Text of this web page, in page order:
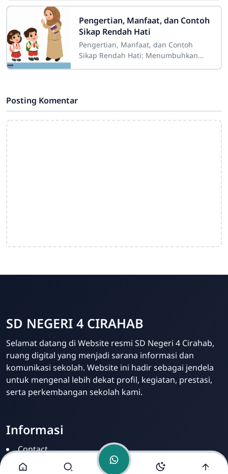
Admin
Online
sering kita dengar dalam berbagai
Pengertian, Manfaat, dan Contoh
Sikap Rendah Hati
Pengertian, Manfaat, dan Contoh
Sikap Rendah Hati: Menumbuhkan
Posting Komentar
SD NEGERI 4 CIRAHAB
Selamat datang di Website resmi SD Negeri 4 Cirahab,
ruang digital yang menjadi sarana informasi dan
komunikasi sekolah. Website ini hadir sebagai jendela
untuk mengenal lebih dekat profil, kegiatan, prestasi,
serta perkembangan sekolah kami.
Informasi
Contact
Disclamer